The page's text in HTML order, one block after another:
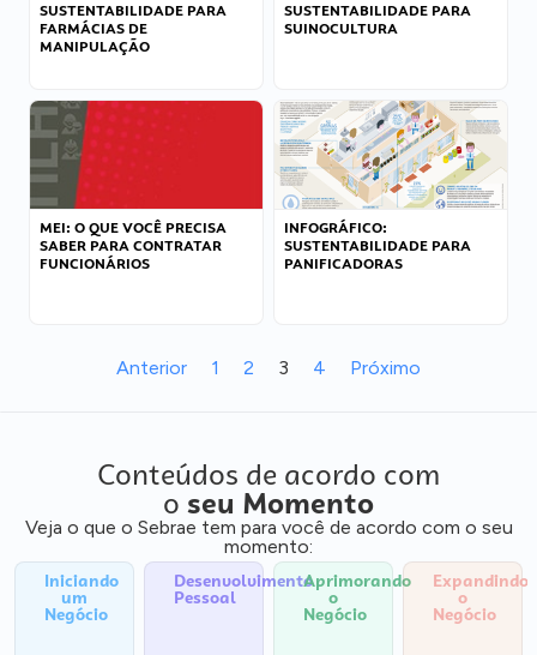
SUSTENTABILIDADE PARA
FARMÁCIAS DE
MANIPULAÇÃO
SUSTENTABILIDADE PARA
SUINOCULTURA
MEI: O QUE VOCÊ PRECISA
SABER PARA CONTRATAR
FUNCIONÁRIOS
INFOGRÁFICO:
SUSTENTABILIDADE PARA
PANIFICADORAS
Anterior 1 2 3 4 Próximo
Conteúdos de acordo com
o seu Momento
Veja o que o Sebrae tem para você de acordo com o seu
momento:
Iniciando
um
Negócio
Desenvolvimento
Pessoal
Aprimorando
o
Negócio
Expandindo
o
Negócio